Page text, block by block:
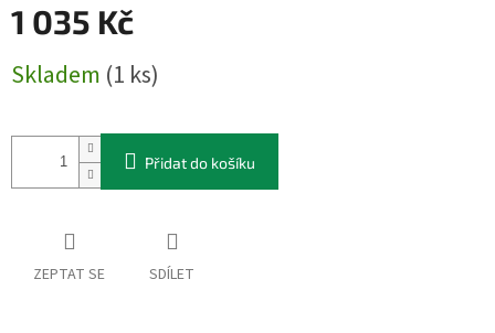
1 035 Kč
cena:
Skladem (1 ks)
Přidat do košíku
ZEPTAT SE SDÍLET